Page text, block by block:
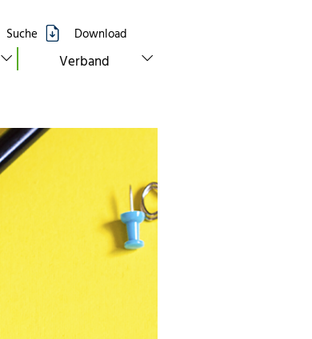
Suche Download
show submenu for “standorte”
Verband show submenu for “verband”